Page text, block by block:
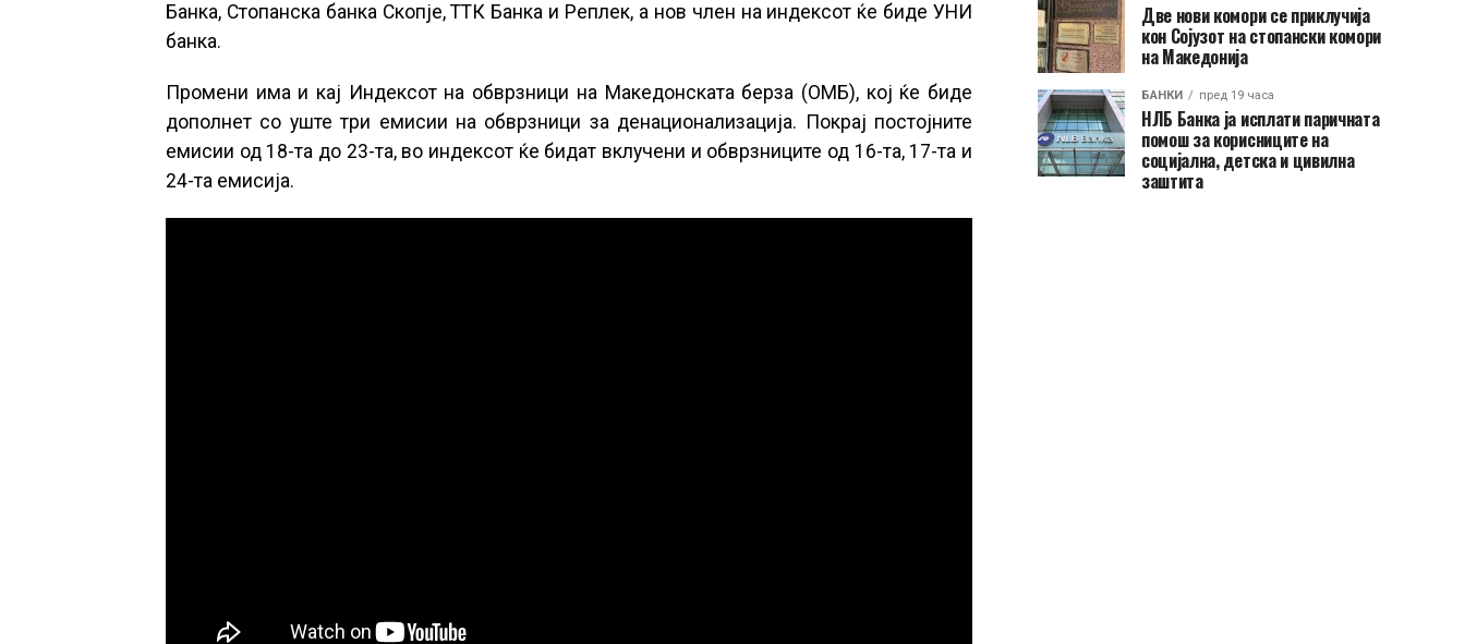
Банка, Стопанска банка Скопје, ТТК Банка и Реплек, а нов член на индексот ќе биде УНИ
банка.
Промени има и кај Индексот на обврзници на Македонската берза (ОМБ), кој ќе биде
дополнет со уште три емисии на обврзници за денационализација. Покрај постојните
емисии од 18-та до 23-та, во индексот ќе бидат вклучени и обврзниците од 16-та, 17-та и
24-та емисија.
Две нови комори се приклучија
кон Сојузот на стопански комори
на Македонија
БАНКИ пред 19 часа
НЛБ Банка ја исплати паричната
помош за корисниците на
социјална, детска и цивилна
заштита